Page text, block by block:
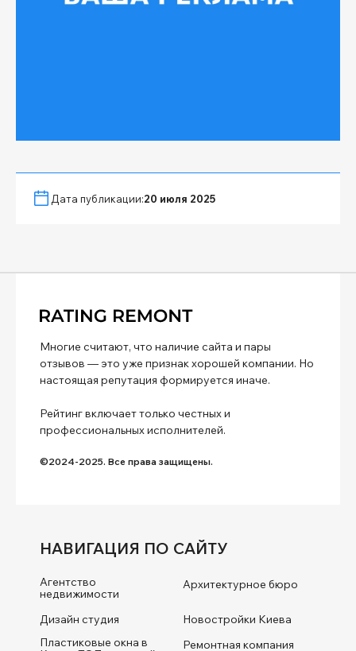
Дата публикации:20 июля 2025
Многие считают, что наличие сайта и пары
отзывов — это уже признак хорошей компании. Но
настоящая репутация формируется иначе.
Рейтинг включает только честных и
профессиональных исполнителей.
©2024-2025. Все права защищены.
НАВИГАЦИЯ ПО САЙТУ
Агентство
недвижимости
Архитектурное бюро
Дизайн студия
Новостройки Киева
Пластиковые окна в
Ремонтная компания